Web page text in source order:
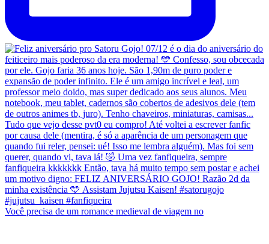
Você precisa de um romance medieval de viagem no